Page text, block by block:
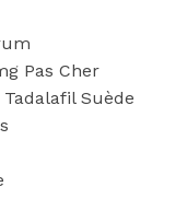
Pas Cher
Suède